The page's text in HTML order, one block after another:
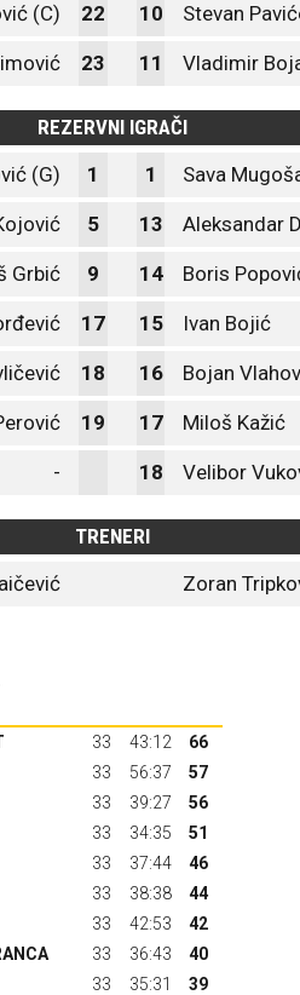
(C) 22 10 Stevan
23 11 Vladimir
REZERVNI IGRAČI
(G)
1 1 Sava
5 13 Aleksandar
Grbić 9 14 Boris
17 15 Ivan Bojić
18 16 Bojan
19 17 Miloš Kažić
- 18 Velibor
TRENERI
Zoran
33 43:12
66
33 56:37
57
33 39:27
56
33 34:35
51
33 37:44
46
33 38:38
44
33 42:53
42
33 36:43
40
33 35:31
39